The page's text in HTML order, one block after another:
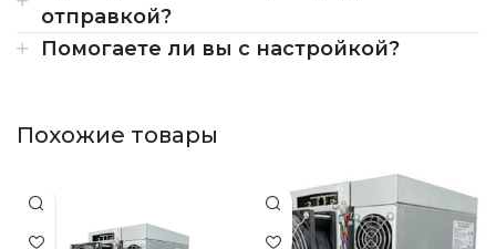
отправкой?
Помогаете ли вы с настройкой?
Похожие товары